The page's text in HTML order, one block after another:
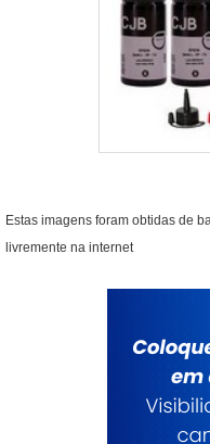
Estas imagens foram obtidas de
livremente na internet